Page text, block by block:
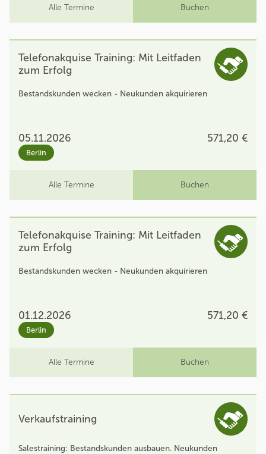
Alle Termine Buchen
Telefonakquise Training: Mit Leitfaden
zum Erfolg
Bestandskunden wecken - Neukunden akquirieren
05.11.2026 571,20 €
Berlin
Alle Termine Buchen
Telefonakquise Training: Mit Leitfaden
zum Erfolg
Bestandskunden wecken - Neukunden akquirieren
01.12.2026 571,20 €
Berlin
Alle Termine Buchen
Verkaufstraining
Salestraining: Bestandskunden ausbauen. Neukunden